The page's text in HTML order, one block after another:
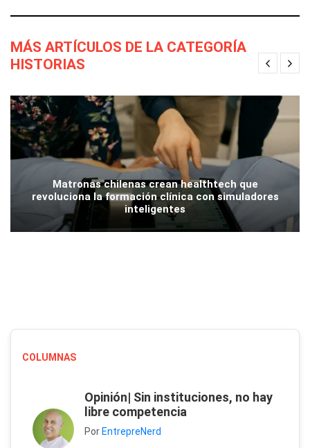
MÁS ARTÍCULOS DE LA CATEGORÍA
HISTORIAS
Matronas chilenas crean healthtech que
revoluciona la formación clínica con simuladores
inteligentes
COLUMNAS
Opinión| Sin instituciones, no hay
libre competencia
Por EntrepreNerd